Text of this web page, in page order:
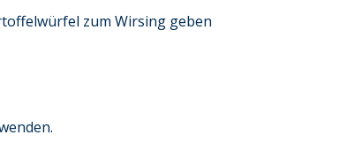
zum Wirsing geben